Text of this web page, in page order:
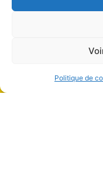
Politique de
Institut Liang Shen
Boulevard de la Tour 4